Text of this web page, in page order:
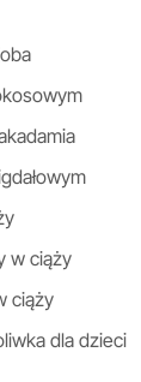
w ciąży
ciąży
dla dzieci